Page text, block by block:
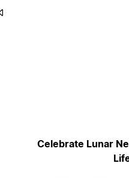
Celebrate Lunar